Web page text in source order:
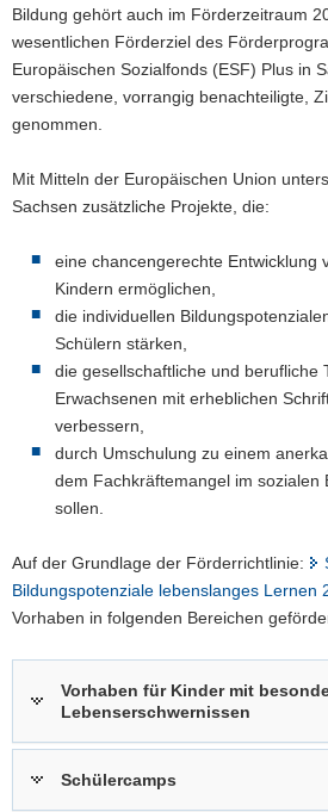
e
n
d
e
N
v
i
a
n
n
i
o
n
Bildung gehört auch im Förderzeitraum
wesentlichen Förderziel des
Europäischen Sozialfonds (ESF) Plus in
verschiedene, vorrangig benachteiligte,
genommen.
Mit Mitteln der Europäischen Union
Sachsen zusätzliche Projekte, die:
eine chancengerechte Entwicklung
Kindern ermöglichen,
die individuellen
Schülern stärken,
die gesellschaftliche und berufliche
Erwachsenen mit erheblichen
verbessern,
durch Umschulung zu einem
dem Fachkräftemangel im sozialen
sollen.
Auf der Grundlage der Förderrichtlinie:
Bildungspotenziale lebenslanges Lernen
Vorhaben in folgenden Bereichen
Vorhaben für Kinder mit
Lebenserschwernissen
Schülercamps